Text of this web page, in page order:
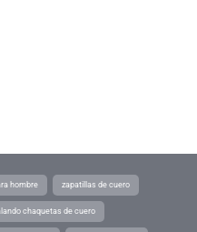
hombre zapatillas de cuero
chaquetas de cuero